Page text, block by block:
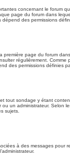
concernant le forum
page du forum dans
des permissions
page du forum
régulièrement.
des permissions définies
tout sondage y étant
un administrateur. Selon
sujets.
à des messages pour